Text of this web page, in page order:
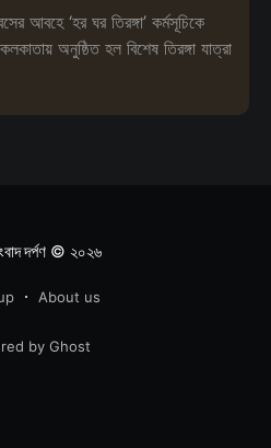
আবহে ‘হর ঘর তিরঙ্গা’ কর্মসূচিকে
অনুষ্ঠিত হল বিশেষ তিরঙ্গা যাত্রা
দর্পণ© ২০২৬
About us
by Ghost